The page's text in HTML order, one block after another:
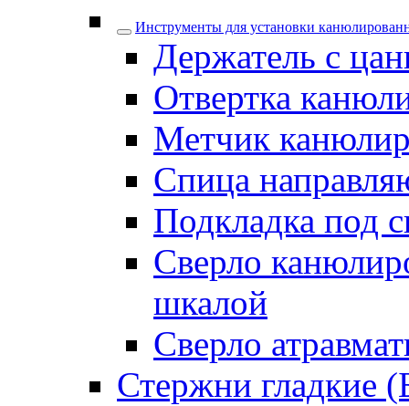
Инструменты для установки
Держатель с
Отвертка
Метчик
Спица
Подкладка под
Сверло
шкалой
Сверло
Стержни гладкие